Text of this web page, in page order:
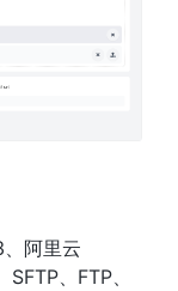
阿里云
、FTP、